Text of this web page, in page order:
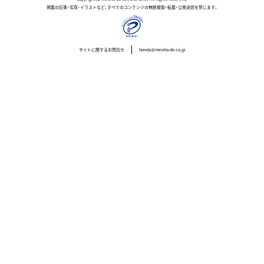
掲載の記事・写真・イラストなど、すべてのコンテンツの無断複製・転載・公衆送信を禁じます。
サイトに関するお問合せ honda@meisho-do.co.jp